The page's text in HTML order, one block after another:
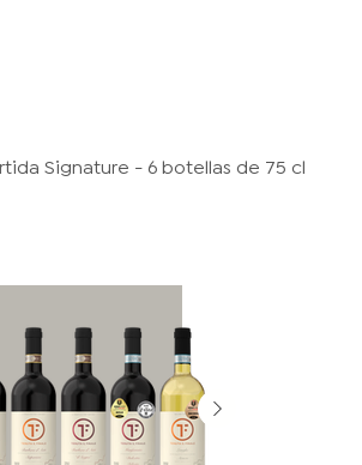
Signature - 6 botellas de 75 cl